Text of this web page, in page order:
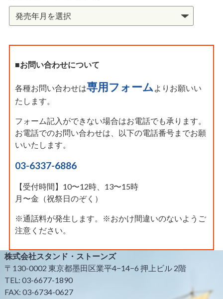
■お問い合わせについて
各種お問い合わせは専用フォーム よりお願いい
たします。
フォーム記入ができない場合はお電話でも承ります。
お電話でのお問い合わせは、以下の電話番号までお願
いいたします。
03-6337-6886
【受付時間】10〜12時、13〜15時
月〜金（祝祭日のぞく）
※通話料が発生します。※おかけ間違いのないようご
注意ください。
株式会社スタンド・ストーンズ
〒130-0002 東京都墨田区業平4−14−6 押上ビル 2階
TEL: 03-6677-1890
FAX: 03-6734-0627